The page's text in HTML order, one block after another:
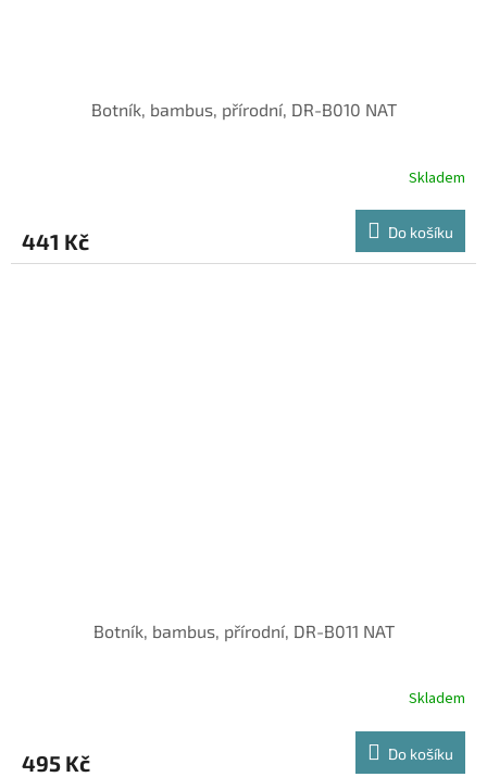
Botník, bambus, přírodní, DR-B010 NAT
Skladem
441 Kč Do košíku
Botník, bambus, přírodní, DR-B011 NAT
Skladem
495 Kč Do košíku